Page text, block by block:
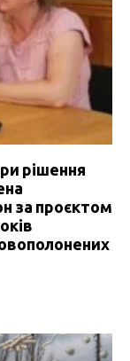
рішення
за проєктом